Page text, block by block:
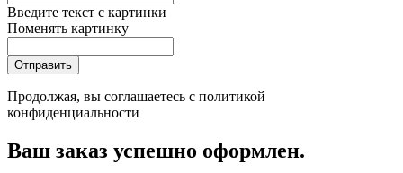
Введите текст с картинки
Поменять картинку
Отправить
Продолжая, вы соглашаетесь с политикой
конфиденциальности
Ваш заказ успешно оформлен.